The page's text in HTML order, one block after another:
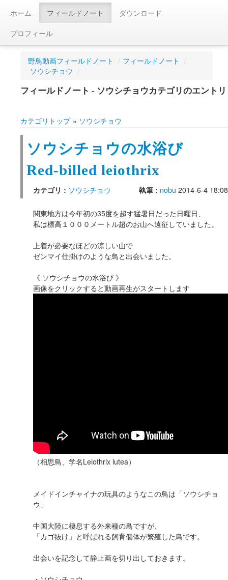
ホーム フィールドノート
ダウンロード
プロフィール
野鳥動画フィールドノート / フィールドノート /
ソウシチョウ /
フィールドノート - ソウシチョウカテゴリのエントリ
カテゴリトップ » ソウシチョウ
ソウシチョウの水浴び
Red-billed leiothrix
カテゴリ : ソウシチョウ 執筆 : nobu 2014-6-4 18:08
関東地方は今年初の35度を超す猛暑日だった日曜日、
私は標高１０００メートル超のお山へ遠征していました。
上着が必要なほどの涼しい山で
ゼンマイ仕掛けのような鳥と出会いました。
《 ソウシチョウの水浴び 》
画像をクリックすると動画再生がスタートします
（相思鳥、学名Leiothrix lutea）
メイドインチャイナの玩具のようなこの鳥は「ソウシチョ
ウ」
中国大陸に棲息する外来種の鳥ですが、
「カゴ抜け」と呼ばれる飼育個体が繁殖した鳥です。
出会いを記念して静止画を切り出しておきます。